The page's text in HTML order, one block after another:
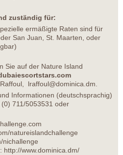
zuständig für:
ermäßigte Raten sind für
San Juan, St. Maarten, oder
Sie auf der Nature Island
lraffoul@dominica.dm.
Informationen (deutschsprachig)
711/5053531 oder
natureislandchallenge
nichallenge
http://www.dominica.dm/